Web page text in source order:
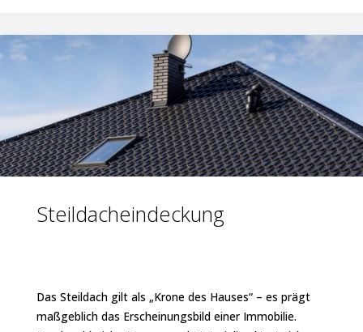
Steildacheindeckung
Das Steildach gilt als „Krone des Hauses“ – es prägt
maßgeblich das Erscheinungsbild einer Immobilie.